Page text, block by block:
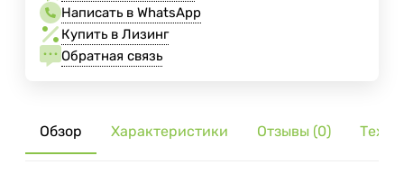
Написать в WhatsApp
Купить в Лизинг
Обратная связь
Обзор Характеристики Отзывы (0) Тех.